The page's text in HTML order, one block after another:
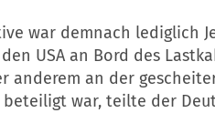
war demnach lediglich
USA an Bord des
anderem an der
beteiligt war, teilte der